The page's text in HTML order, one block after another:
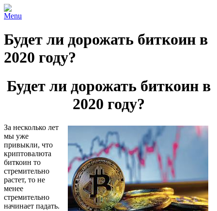
Menu
Будет ли дорожать биткоин в
2020 году?
Будет ли дорожать биткоин в
2020 году?
За несколько лет
мы уже
привыкли, что
криптовалюта
биткоин то
стремительно
растет, то не
менее
стремительно
начинает падать.